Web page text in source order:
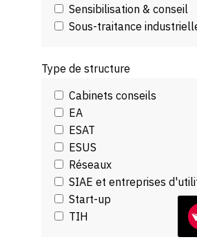
Sensibilisation & conseil
Sous-traitance
Type de structure
Cabinets conseils
EA
ESAT
ESUS
Réseaux
SIAE et entreprises
Start-up
TIH